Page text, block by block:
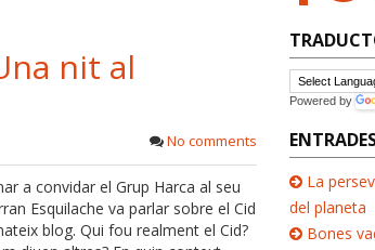
nit al
No comments
a convidar el Grup Harca al seu
Esquilache va parlar sobre el Cid
blog. Qui fou realment el Cid?
Powered by
La
del planeta
Bones